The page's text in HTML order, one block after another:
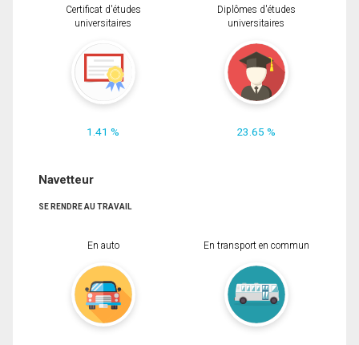
Certificat d'études
universitaires
1.41 %
Diplômes d'études
universitaires
23.65 %
Navetteur
SE RENDRE AU TRAVAIL
En auto En transport en commun